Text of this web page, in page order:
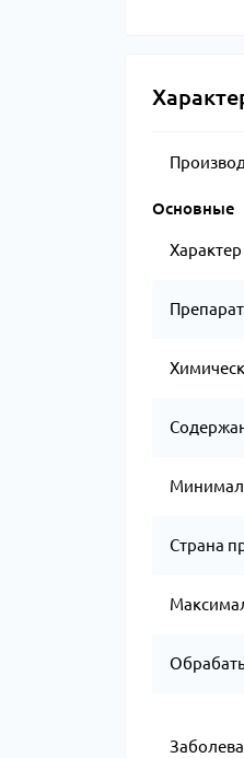
Основные
Страна